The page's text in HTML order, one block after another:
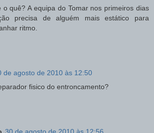
o quê? A equipa do Tomar nos primeiros dias
precisa de alguém mais estático para
ritmo.
de agosto de 2010 às 12:50
fisico do entroncamento?
30 de agosto de 2010 às 12:56